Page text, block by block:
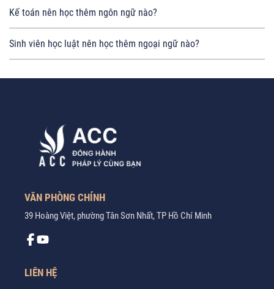
Kế toán nên học thêm ngôn ngữ nào?
Sinh viên học luật nên học thêm ngoại ngữ nào?
VĂN PHÒNG CHÍNH
39 Hoàng Việt, phường Tân Sơn Nhất, TP Hồ Chí Minh
LIÊN HỆ